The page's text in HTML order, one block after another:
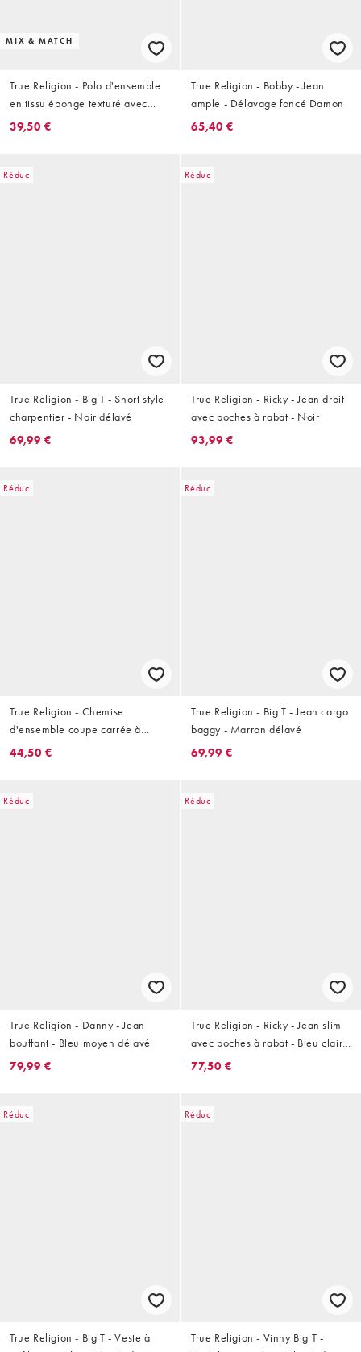
MIX & MATCH
True Religion - Polo d'ensemble
en tissu éponge texturé avec
logo - Bleu nuit
39,50 €
True Religion - Bobby - Jean
ample - Délavage foncé Damon
65,40 €
Réduc
True Religion - Big T - Short style
charpentier - Noir délavé
69,99 €
Réduc
True Religion - Ricky - Jean droit
avec poches à rabat - Noir
93,99 €
Réduc
True Religion - Chemise
d'ensemble coupe carrée à
imprimé camouflage
44,50 €
Réduc
True Religion - Big T - Jean cargo
baggy - Marron délavé
69,99 €
Réduc
True Religion - Danny - Jean
bouffant - Bleu moyen délavé
79,99 €
Réduc
True Religion - Ricky - Jean slim
avec poches à rabat - Bleu clair
délavé
77,50 €
Réduc
True Religion - Big T - Veste à
Réduc
True Religion - Vinny Big T -